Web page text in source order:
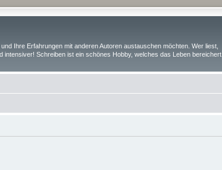
Ihre Erfahrungen mit anderen Autoren austauschen möchten. Wer liest,
Schreiben ist ein schönes Hobby, welches das Leben bereichert.